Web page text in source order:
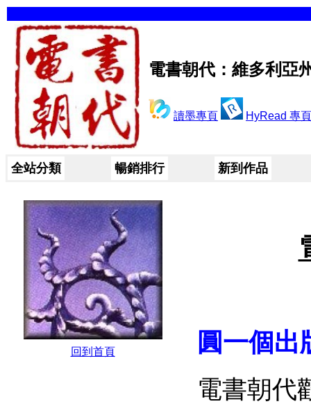
電書朝代：維多利亞
讀墨專頁 HyRead 專頁
全站分類 暢銷排行 新到作品
回到首頁 圓一個出
電書朝代